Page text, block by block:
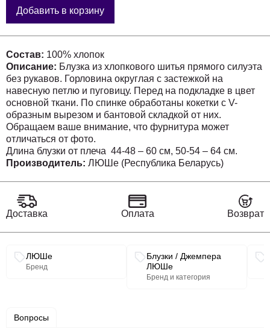
Добавить в корзину
Состав: 100% хлопок
Описание: Блузка из хлопкового шитья прямого силуэта
без рукавов. Горловина округлая с застежкой на
навесную петлю и пуговицу. Перед на подкладке в цвет
основной ткани. По спинке обработаны кокетки с V-
образным вырезом и бантовой складкой от них.
Обращаем ваше внимание, что фурнитура может
отличаться от фото.
Длина блузки от плеча 44-48 – 60 см, 50-54 – 64 см.
Производитель: ЛЮШе (Республика Беларусь)
Доставка Оплата Возврат
Связанные разделы каталога
ЛЮШе
Бренд
Блузки / Джемпера
ЛЮШе
Бренд и категория
Вопросы